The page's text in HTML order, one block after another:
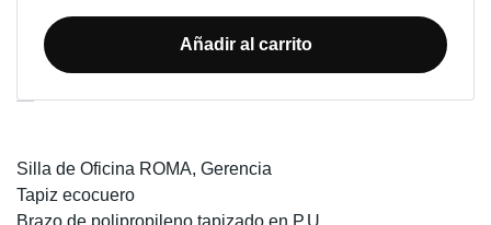
OFICINA
ROMA
Añadir al carrito
Silla de Oficina ROMA, Gerencia
Tapiz ecocuero
Brazo de polipropileno tapizado en P.U.